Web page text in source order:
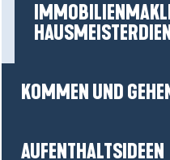
KOMMEN UND
AUFENTHALTSIDEEN